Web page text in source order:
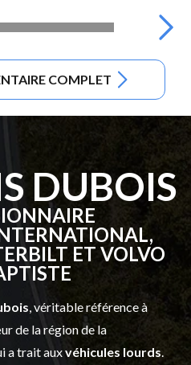
COMPLET
DUBOIS
ET VOLVO
, véritable référence à
de la région de la
a trait auxvéhicules lourds